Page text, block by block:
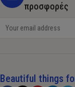
προσφορές
Beautiful things